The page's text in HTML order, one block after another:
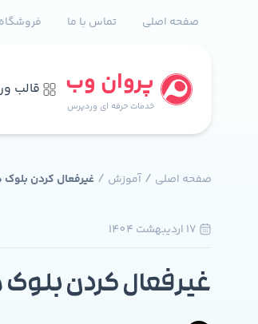
صفحه اصلی تماس با ما فروشگاه
پروان وب
خدمات حرفه ای وردپرس
قالب
صفحه اصلی / آموزش / غیرفعال کردن
غیرفعال کردن